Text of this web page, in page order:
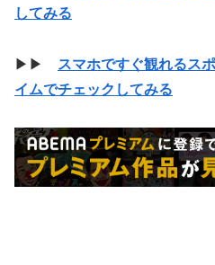
してみる
▶▶
スマホですぐ観れるス
イムでチェックしてみる